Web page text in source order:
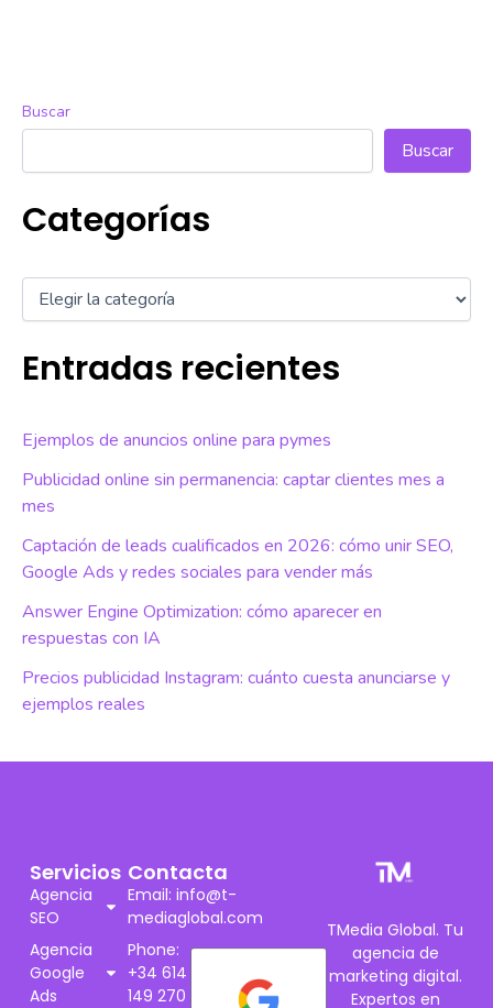
Buscar
Buscar
Categorías
Entradas recientes
Ejemplos de anuncios online para pymes
Publicidad online sin permanencia: captar clientes mes a
mes
Captación de leads cualificados en 2026: cómo unir SEO,
Google Ads y redes sociales para vender más
Answer Engine Optimization: cómo aparecer en
respuestas con IA
Precios publicidad Instagram: cuánto cuesta anunciarse y
ejemplos reales
TMedia Global. Tu
agencia de
marketing digital.
Expertos en
Servicios
Agencia
SEO
Agencia
Google
Ads
Contacta
Email: info@t-
mediaglobal.com
Phone:
+34 614
149 270